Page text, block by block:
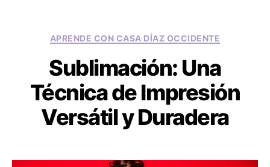
APRENDE CON CASA DÍAZ OCCIDENTE
Sublimación: Una
Técnica de Impresión
Versátil y Duradera